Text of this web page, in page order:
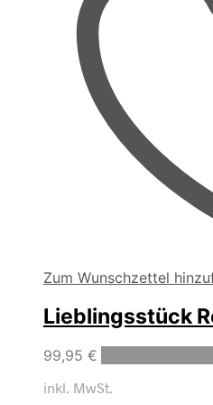
Zum Wunschzettel
Lieblingsstück
99,95 €
inkl. MwSt.